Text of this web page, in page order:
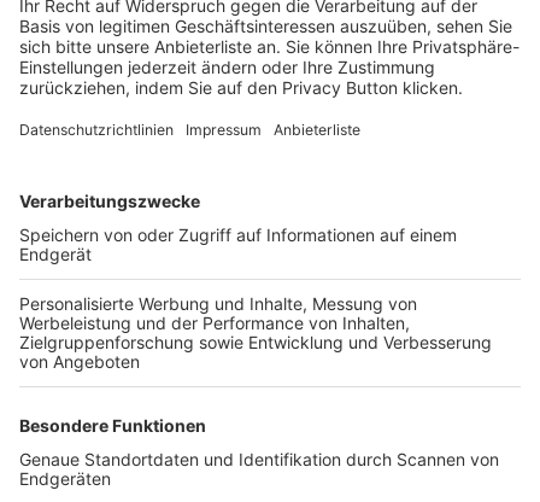
Login SpielPlus
FOLGE DEM BFV
TOP-VEREINE
TOP-PARTNER